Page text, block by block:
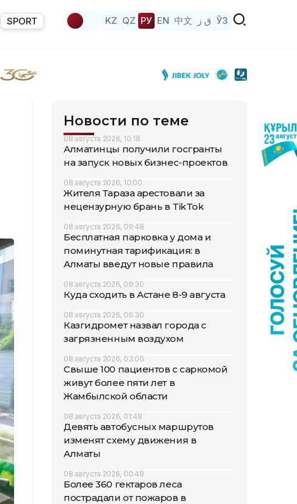
SPORT KZ QZ РУ EN 中文 ق ز ЎЗ
Новости по теме
08 августа 2026, 10:18
Алматинцы получили госгранты
на запуск новых бизнес-проектов
08 августа 2026, 10:00
Жителя Тараза арестовали за
нецензурную брань в TikTok
08 августа 2026, 09:48
Бесплатная парковка у дома и
поминутная тарификация: в
Алматы введут новые правила
08 августа 2026, 09:30
Куда сходить в Астане 8-9 августа
08 августа 2026, 06:30
Казгидромет назвал города с
загрязненным воздухом
08 августа 2026, 03:00
Свыше 100 пациентов с саркомой
живут более пяти лет в
Жамбылской области
08 августа 2026, 01:48
Девять автобусных маршрутов
изменят схему движения в
Алматы
08 августа 2026, 00:48
Более 360 гектаров леса
пострадали от пожаров в